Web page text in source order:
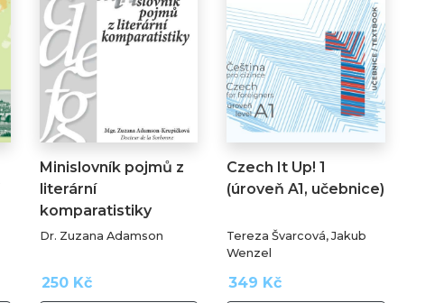
Minislovník pojmů z
literární
komparatistiky
Dr. Zuzana Adamson
250 Kč
Czech It Up! 1
(úroveň A1, učebnice)
Tereza Švarcová, Jakub
Wenzel
349 Kč